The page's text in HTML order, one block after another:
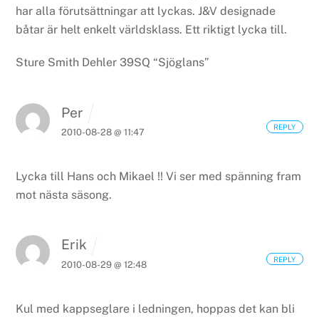
har alla förutsättningar att lyckas. J&V designade
båtar är helt enkelt världsklass. Ett riktigt lycka till.
Sture Smith Dehler 39SQ “Sjöglans”
Per
2010-08-28 @ 11:47
Lycka till Hans och Mikael !! Vi ser med spänning fram
mot nästa säsong.
REPLY
Erik
2010-08-29 @ 12:48
Kul med kappseglare i ledningen, hoppas det kan bli
REPLY